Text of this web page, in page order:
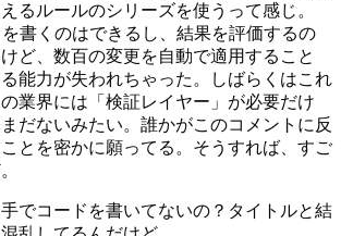
るルールのシリーズを使うって感じ。
書くのはできるし、結果を評価するの
ど、数百の変更を自動で適用すること
能力が失われちゃった。しばらくはこれ
業界には「検証レイヤー」が必要だけ
だないみたい。誰かがこのコメントに反
とを密かに願ってる。そうすれば、すご
でコードを書いてないの？タイトルと結